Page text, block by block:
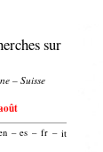
sur
– Suisse
– es – fr – it